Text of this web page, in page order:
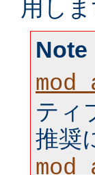
用しま
Note
ティ
推奨